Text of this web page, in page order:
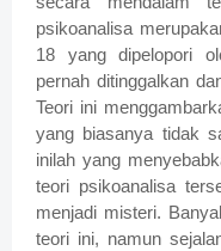
psikoanalisa
18 yang dipelopori
pernah ditinggalkan
Teori ini
yang biasanya tidak
inilah yang
teori psikoanalisa
menjadi misteri.
teori ini, namun